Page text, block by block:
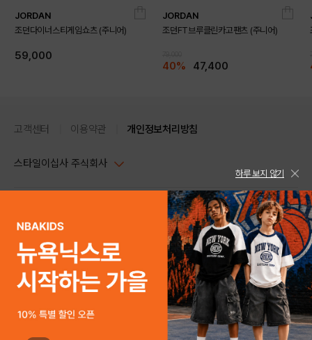
DETAILS
JORDAN
조던다이너스티게임쇼츠 (주니어)
59,000
JORDAN
조던FT브루클린카고팬츠 (주니어)
40% 47,400
고객센터 이용약관 개인정보처리방침
스타일이십사 주식회사
주소 : 서울시 강남구 논현로 633, 6층 (논현동, 한세엠케이빌딩)
사업자등록번호 : 116-81-32499
통신판매업신고번호 : 제 2024-서울강남-04239
호스팅 서비스 : 스타일이십사㈜
고객센터 1544-5336(평일 09:00~ 18:00 토/일/공휴일 휴무)
스타일24 고객센터 1544-5336
평일 09:00~ 18:00 (토/일/공휴일 휴무)
help Email : help@style24.com
COPYRIGHTⓒ2021 STYLE24 ALL RIGHTS RESERVED.
하루 보지 않기